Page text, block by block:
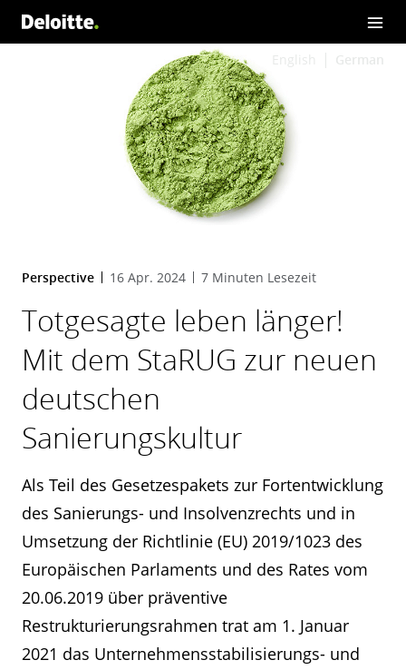
English German
Perspective 16 Apr. 2024 7 Minuten Lesezeit
Totgesagte leben länger!
Mit dem StaRUG zur neuen
deutschen
Sanierungskultur
Als Teil des Gesetzespakets zur Fortentwicklung
des Sanierungs- und Insolvenzrechts und in
Umsetzung der Richtlinie (EU) 2019/1023 des
Europäischen Parlaments und des Rates vom
20.06.2019 über präventive
Restrukturierungsrahmen trat am 1. Januar
2021 das Unternehmensstabilisierungs- und